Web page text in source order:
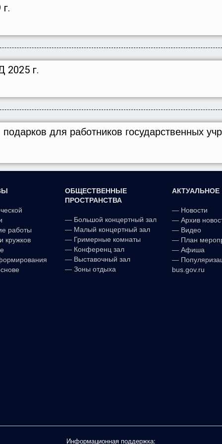
2025 г.
для работников государственных
работы
кружков
ОБЩЕСТВЕННЫЕ
ПРОСТРАНСТВА
— Большой концертный зал
— Малый концертный зал
— Гримерные комнаты
— Конференц зал
— Выставочный зал
— Зоны отдыха
АКТУАЛЬНОЕ
— Новости
— Архив
— Видео
— План
— Афиша
—
bus.gov.ru
Информационная поддержка: